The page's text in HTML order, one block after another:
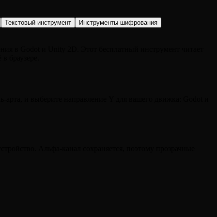
Текстовый инструмент
Инструменты шифрования
в Godot и Unity 2D. Этот бесплатный инструмент читает